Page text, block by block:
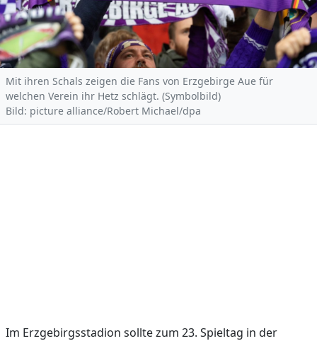
Mit ihren Schals zeigen die Fans von Erzgebirge Aue für
welchen Verein ihr Hetz schlägt. (Symbolbild)
Bild: picture alliance/Robert Michael/dpa
Im Erzgebirgsstadion sollte zum 23. Spieltag in der